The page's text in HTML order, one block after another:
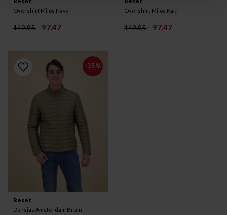
Overshirt Milos Navy
149,95 97,47
Overshirt Milos Kaki
149,95 97,47
-35%
Reset
Donsjas Amsterdam Bruin